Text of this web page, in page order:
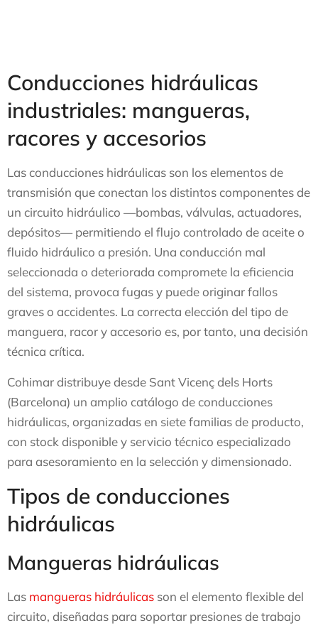
Conducciones hidráulicas
industriales: mangueras,
racores y accesorios
Las conducciones hidráulicas son los elementos de
transmisión que conectan los distintos componentes de
un circuito hidráulico —bombas, válvulas, actuadores,
depósitos— permitiendo el flujo controlado de aceite o
fluido hidráulico a presión. Una conducción mal
seleccionada o deteriorada compromete la eficiencia
del sistema, provoca fugas y puede originar fallos
graves o accidentes. La correcta elección del tipo de
manguera, racor y accesorio es, por tanto, una decisión
técnica crítica.
Cohimar distribuye desde Sant Vicenç dels Horts
(Barcelona) un amplio catálogo de conducciones
hidráulicas, organizadas en siete familias de producto,
con stock disponible y servicio técnico especializado
para asesoramiento en la selección y dimensionado.
Tipos de conducciones
hidráulicas
Mangueras hidráulicas
Las mangueras hidráulicas son el elemento flexible del
circuito, diseñadas para soportar presiones de trabajo